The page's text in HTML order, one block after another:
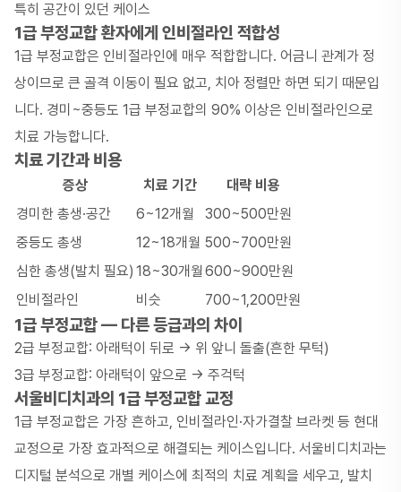
특히 공간이 있던 케이스
1급 부정교합 환자에게 인비절라인 적합성
1급 부정교합은 인비절라인에 매우 적합합니다. 어금니 관계가 정
상이므로 큰 골격 이동이 필요 없고, 치아 정렬만 하면 되기 때문입
니다. 경미~중등도 1급 부정교합의 90% 이상은 인비절라인으로
치료 가능합니다.
치료 기간과 비용
증상 치료 기간
대략 비용
경미한 총생·공간
6~12개월
300~500만원
중등도 총생
12~18개월 500~700만원
심한 총생(발치 필요) 18~30개월600~900만원
인비절라인
비슷 700~1,200만원
1급 부정교합 — 다른 등급과의 차이
2급 부정교합: 아래턱이 뒤로 → 위 앞니 돌출(흔한 무턱)
3급 부정교합: 아래턱이 앞으로 → 주걱턱
서울비디치과의 1급 부정교합 교정
1급 부정교합은 가장 흔하고, 인비절라인·자가결찰 브라켓 등 현대
교정으로 가장 효과적으로 해결되는 케이스입니다. 서울비디치과는
디지털 분석으로 개별 케이스에 최적의 치료 계획을 세우고, 발치